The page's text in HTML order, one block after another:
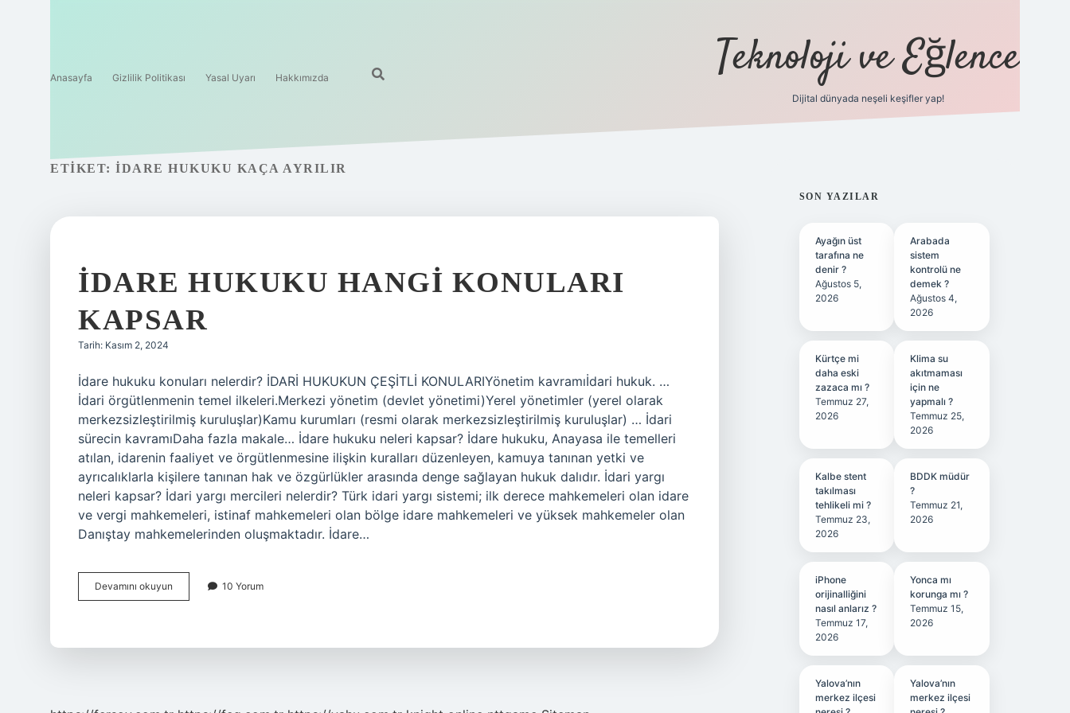
Anasayfa Gizlilik Politikası Yasal Uyarı Hakkımızda Teknoloji ve Eğlence
Dijital dünyada neşeli keşifler yap!
ETIKET: İDARE HUKUKU KAÇA AYRILIR
İDARE HUKUKU HANGI KONULARI
KAPSAR
Tarih: Kasım 2, 2024
İdare hukuku konuları nelerdir? İDARİ HUKUKUN ÇEŞİTLİ KONULARIYönetim kavramıİdari hukuk. …
İdari örgütlenmenin temel ilkeleri.Merkezi yönetim (devlet yönetimi)Yerel yönetimler (yerel olarak
merkezsizleştirilmiş kuruluşlar)Kamu kurumları (resmi olarak merkezsizleştirilmiş kuruluşlar) … İdari
sürecin kavramıDaha fazla makale… İdare hukuku neleri kapsar? İdare hukuku, Anayasa ile temelleri
atılan, idarenin faaliyet ve örgütlenmesine ilişkin kuralları düzenleyen, kamuya tanınan yetki ve
ayrıcalıklarla kişilere tanınan hak ve özgürlükler arasında denge sağlayan hukuk dalıdır. İdari yargı
neleri kapsar? İdari yargı mercileri nelerdir? Türk idari yargı sistemi; ilk derece mahkemeleri olan idare
ve vergi mahkemeleri, istinaf mahkemeleri olan bölge idare mahkemeleri ve yüksek mahkemeler olan
Danıştay mahkemelerinden oluşmaktadır. İdare…
Devamını okuyun
Hukuku
10 Yorum
SIDEBAR
SON YAZILAR
Ayağın üst
tarafına ne
denir ?
Ağustos 5,
2026
Arabada
sistem
kontrolü ne
demek ?
Ağustos 4,
2026
Kürtçe mi
daha eski
zazaca mı ?
Temmuz 27,
2026
Klima su
akıtmaması
için ne
yapmalı ?
Temmuz 25,
2026
Kalbe stent
takılması
tehlikeli mi ?
Temmuz 23,
2026
BDDK müdür
?
Temmuz 21,
2026
iPhone
orijinalliğini
nasıl anlarız ?
Temmuz 17,
2026
Yonca mı
korunga mı ?
Temmuz 15,
2026
Yalova’nın
merkez ilçesi
Yalova’nın
merkez ilçesi